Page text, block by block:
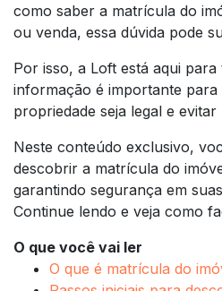
como saber a matrícula do
ou venda, essa dúvida pode
Por isso, a Loft está aqui para
informação é importante para
propriedade seja legal e
Neste conteúdo exclusivo,
descobrir a matrícula do
garantindo segurança em
Continue lendo e veja como
O que você vai ler
O que é matrícula do